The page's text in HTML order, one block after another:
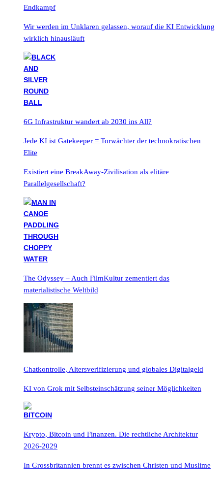
Endkampf
Wir werden im Unklaren gelassen, worauf die KI Entwicklung
wirklich hinausläuft
6G Infrastruktur wandert ab 2030 ins All?
Jede KI ist Gatekeeper = Torwächter der technokratischen
Elite
Existiert eine BreakAway-Zivilisation als elitäre
Parallelgesellschaft?
The Odyssey – Auch FilmKultur zementiert das
materialistische Weltbild
Chatkontrolle, Altersverifizierung und globales Digitalgeld
KI von Grok mit Selbsteinschätzung seiner Möglichkeiten
Krypto, Bitcoin und Finanzen. Die rechtliche Architektur
2026-2029
In Grossbritannien brennt es zwischen Christen und Muslime